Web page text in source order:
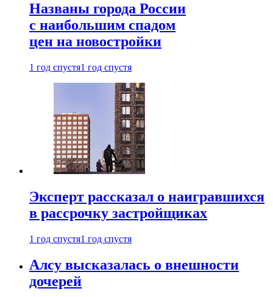
Названы города России
с наибольшим спадом
цен на новостройки
1 год спустя1 год спустя
Эксперт рассказал о наигравшихся
в рассрочку застройщиках
1 год спустя1 год спустя
Алсу высказалась о внешности
дочерей